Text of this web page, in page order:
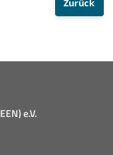
Zurück
e.V.